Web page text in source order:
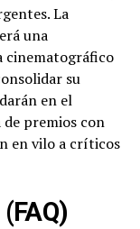
La
una
cinematográfico
su
en el
de premios con
en vilo a críticos